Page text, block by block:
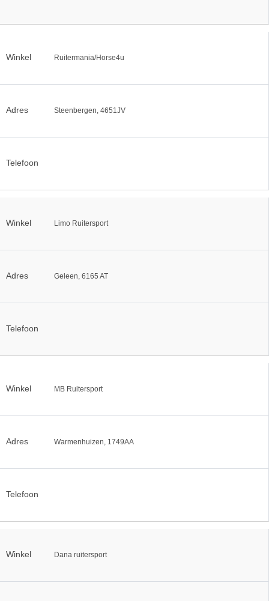
Winkel Ruitermania/Horse4u
Adres Steenbergen, 4651JV
Telefoon
Winkel Limo Ruitersport
Adres Geleen, 6165 AT
Telefoon
Winkel MB Ruitersport
Adres Warmenhuizen, 1749AA
Telefoon
Winkel Dana ruitersport